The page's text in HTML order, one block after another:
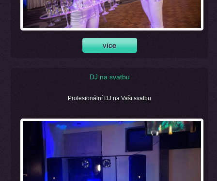
DJ na svatbu
Profesionální DJ na Vaši svatbu